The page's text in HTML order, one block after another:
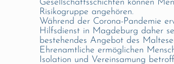
Gesellschaftsschichten können
Risikogruppe angehören.
Während der Corona-Pandemie
Hilfsdienst in Magdeburg daher
bestehendes Angebot des
Ehrenamtliche ermöglichen
Isolation und Vereinsamung